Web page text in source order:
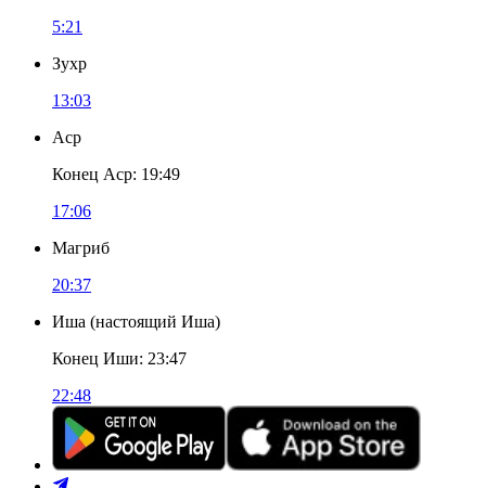
5:21
Зухр
13:03
Аср
Конец Аср: 19:49
17:06
Магриб
20:37
Иша (настоящий Иша)
Конец Иши: 23:47
22:48